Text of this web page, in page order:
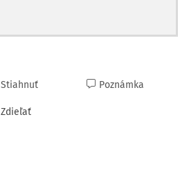
Stiahnuť
Zdieľať
Poznámka